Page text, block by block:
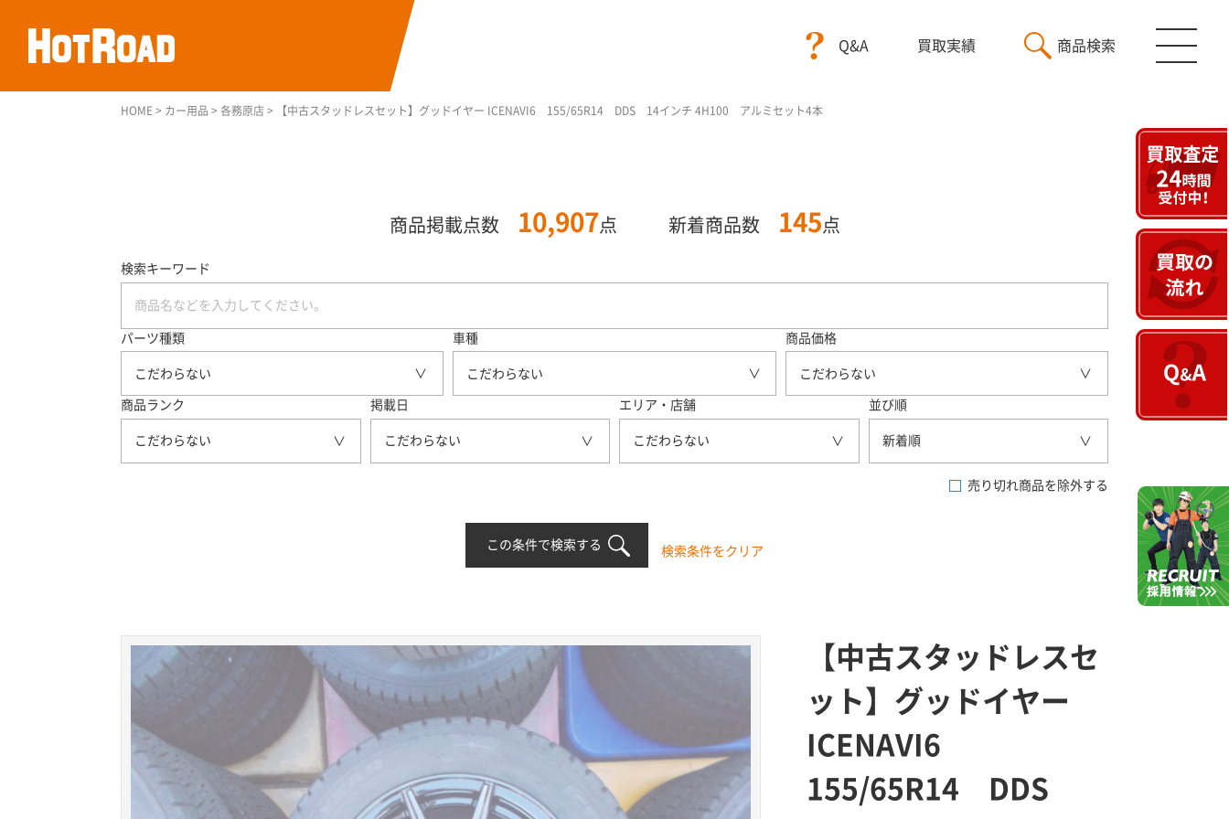
Q&A 買取実績 商品検索
HOME > カー用品 > 各務原店 > 【中古スタッドレスセット】グッドイヤー ICENAVI6 155/65R14 DDS 14インチ 4H100 アルミセット4本
商品掲載点数 10,907点 新着商品数 145 点
検索キーワード
パーツ種類
こだわらない
車種
こだわらない
商品価格
こだわらない
商品ランク
こだわらない
掲載日
こだわらない
エリア・店舗
こだわらない
並び順
新着順
売り切れ商品を除外する
この条件で検索する 検索条件をクリア
【中古スタッドレスセ
ット】グッドイヤー
ICENAVI6
155/65R14 DDS